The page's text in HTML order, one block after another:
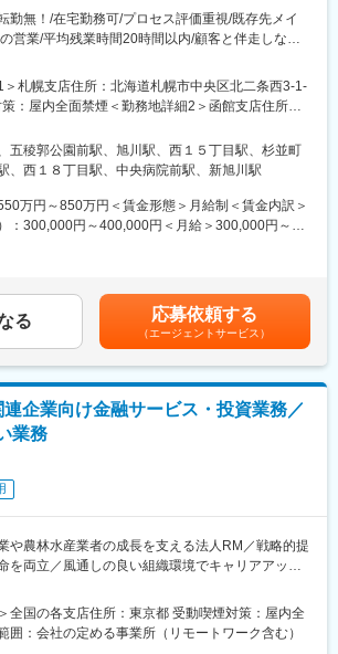
いて：
い、区分所有オフィスという独自ビジネスモデル
め、金融機関などと連携して提案をすることが可
与税対策、事業承継へのサポートなどに最適な商
ります。
：
net.com/mov/
の伸びだけに依存せず、同社でも物件を保有して
非常に高く、事業の安定性にもつながっています
ビルを1棟調達し、商品化して区分で販売し、その
というビジネスモデル自体が同社独自のものであ
が同社の成長率にも結びついていることから、そ
てくる競合がいないと言って良い領域でのビジネ
ます。
勤無！/在宅勤務可/プロセス評価重視/既存先メイ
営業/平均残業時間20時間以内/顧客と伴走しなが
となり、北海道エリアを主に各自50先～100先の
ンとした事業者へ向けて様々な課題解決手段を用
推進いただきます。
事例：
saiyo.com/plus/project/002/
パークの開設に際して当金庫がシンジケートロー
を行い、融資やデリバティブ取引、シンジケート
の提案・セールス・経営相談・アドバイス、創業
ョン：
創生に向けて取り組む中小中堅から上場企業含め
はじめとした支援策を社長や財務部門トップに提
す。
ンの特徴と魅力：
にも豊富なソリューションを活用し、幅のある提
の特性を踏まえた支店全体での目標設定を行って
先を選定し、仮説提案型の営業を行います。（1日
～6件）
＞札幌支店住所：北海道札幌市中央区北二条西3-1-
：屋内全面禁煙＜勤務地詳細2＞函館支店住所：
稜郭町33-1 受動喫煙対策：屋内全面禁煙＜勤務地
住所：北海道旭川市五条通9-1703-81 受動喫煙対
煙変更の範囲：無
五稜郭公園前駅、旭川駅、西１５丁目駅、杉並町
、西１８丁目駅、中央病院前駅、新旭川駅
万円～850万円＜賃金形態＞月給制＜賃金内訳＞
：300,000円～400,000円＜月給＞300,000円～
、選考を通じて上下する可能性があります。月給
当を含めた表記です。
る 応募依頼する
（エージェントサービス）
企業向け金融サービス・投資業務／
業務
や農林水産業者の成長を支える法人RM／戦略的提
を両立／風通しの良い組織環境でキャリアアップ
全国の各支店住所：東京都 受動喫煙対策：屋内全
囲：会社の定める事業所（リモートワーク含む）